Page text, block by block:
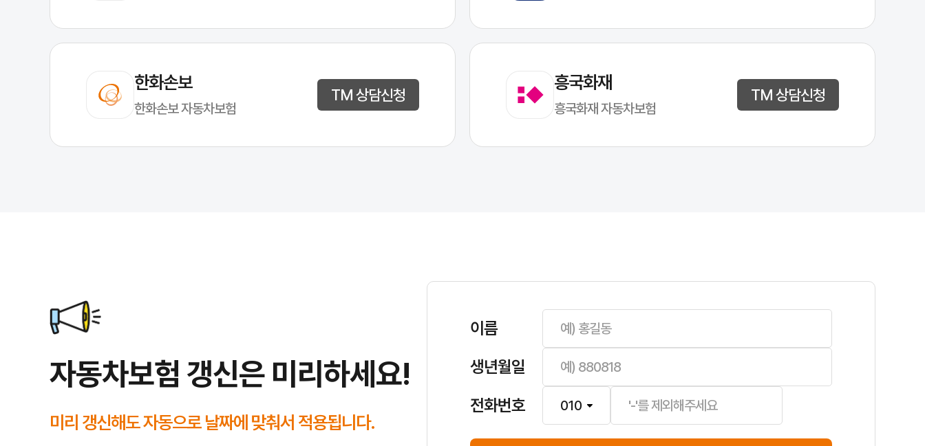
자주 묻는 질문
한화손보
한화손보 자동차보험
TM 상담신청
흥국화재
흥국화재 자동차보험
TM 상담신청
자동차보험 갱신은 미리하세요!
미리 갱신해도 자동으로 날짜에 맞춰서 적용됩니다.
이름
생년월일
전화번호